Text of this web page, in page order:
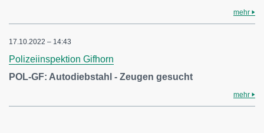
mehr
17.10.2022 – 14:43
Polizeiinspektion Gifhorn
POL-GF: Autodiebstahl - Zeugen gesucht
mehr